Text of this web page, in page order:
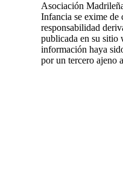
Asociación
Infancia se exime de
responsabilidad
publicada en su sitio
información haya
por un tercero ajeno